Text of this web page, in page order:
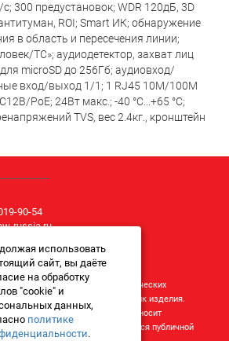
300 предустановок; WDR 120дБ, 3D
антитуман, ROI; Smart ИК; обнаружение
в область и пересечения линии;
ТС»; аудиодетектор, захват лиц
microSD до 256Гб; аудиовход/
вход/выход 1/1; 1 RJ45 10M/100M
PoE; 24Вт макс.; -40 °C...+65 °C;
TVS, вес 2.4кг., кронштейн
90-54
russia.ru
его внешнем виде и технических
от реальных характеристик изделия.
на данном интернет-ресурсе, носит
ни при каких условиях не является публичной
использовать
сайт, вы даёте
на обработку
"cookie" и
данных,
политике
.